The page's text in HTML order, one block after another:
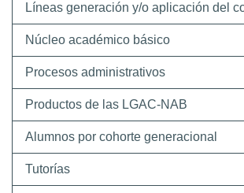
Líneas generación y/o aplicación del
Núcleo académico básico
Procesos administrativos
Productos de las LGAC-NAB
Alumnos por cohorte generacional
Tutorías